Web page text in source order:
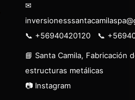
✉
📞 +56940420120 📞
📘 Santa Camila, Fabricación
estructuras metálicas
📷 Instagram